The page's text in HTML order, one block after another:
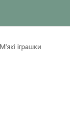
М'які іграшки